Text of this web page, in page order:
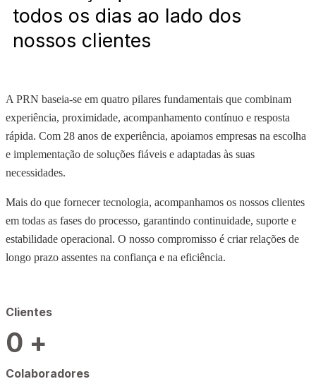
todos os dias ao lado dos
nossos clientes
A PRN baseia-se em quatro pilares fundamentais que combinam
experiência, proximidade, acompanhamento contínuo e resposta
rápida. Com 28 anos de experiência, apoiamos empresas na escolha
e implementação de soluções fiáveis e adaptadas às suas
necessidades.
Mais do que fornecer tecnologia, acompanhamos os nossos clientes
em todas as fases do processo, garantindo continuidade, suporte e
estabilidade operacional. O nosso compromisso é criar relações de
longo prazo assentes na confiança e na eficiência.
Clientes
0 +
Colaboradores